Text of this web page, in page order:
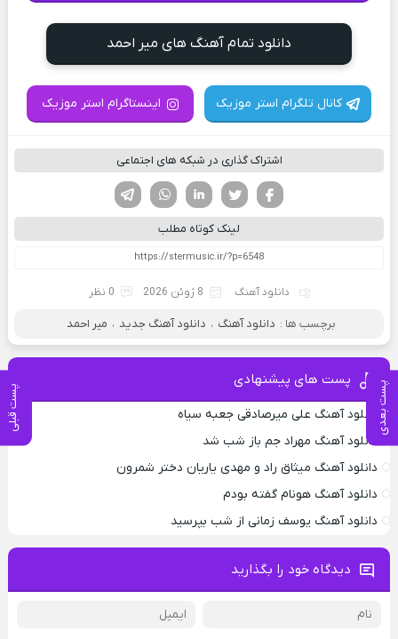
پست بعدی پست قبلی
دانلود تمام آهنگ های میر احمد
کانال تلگرام استر موزیک اینستاگرام استر موزیک
اشتراک گذاری در شبکه های اجتماعی
لینکدین تویتر
فیسوک
لینک کوتاه مطلب
دانلود آهنگ 8 ژوئن 2026 0 نظر
برچسب ها : دانلود آهنگ ، دانلود آهنگ جدید ، میر احمد
پست های پیشنهادی
دانلود آهنگ علی میرصادقی جعبه سیاه
دانلود آهنگ مهراد جم باز شب شد
دانلود آهنگ میثاق راد و مهدی یاریان دختر شمرون
دانلود آهنگ هونام گفته بودم
دانلود آهنگ یوسف زمانی از شب بپرسید
دیدگاه خود را بگذارید